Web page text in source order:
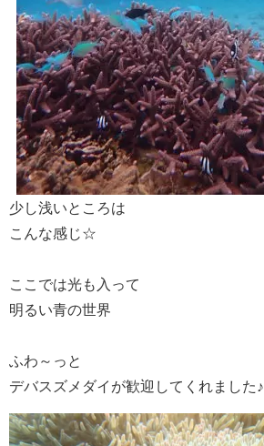
少し浅いところは
こんな感じ☆
ここでは光も入って
明るい青の世界
ふわ～っと
デバスズメダイが歓迎してくれました♪